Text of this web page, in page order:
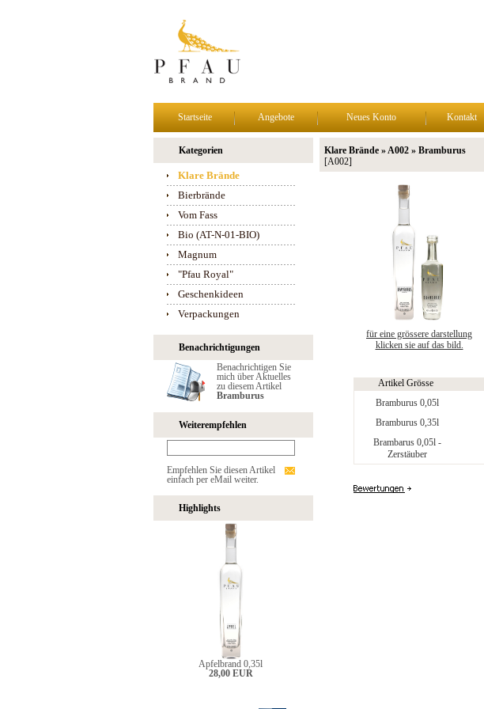
Startseite Angebote Neues Konto Kontakt
Kategorien
Klare Brände
Bierbrände
Vom Fass
Bio (AT-N-01-BIO)
Magnum
"Pfau Royal"
Geschenkideen
Verpackungen
Benachrichtigungen
Benachrichtigen Sie
mich über Aktuelles
zu diesem Artikel
Bramburus
Weiterempfehlen
Empfehlen Sie diesen Artikel
einfach per eMail weiter.
Highlights
Apfelbrand 0,35l
28,00 EUR
Klare Brände » A002 » Bramburus
[A002]
für eine grössere darstellung
klicken sie auf das bild.
Artikel Grösse
Bramburus 0,05l
Bramburus 0,35l
Brambarus 0,05l -
Zerstäuber